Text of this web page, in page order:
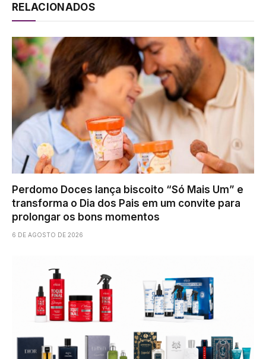
RELACIONADOS
Perdomo Doces lança biscoito “Só Mais Um” e
transforma o Dia dos Pais em um convite para
prolongar os bons momentos
6 DE AGOSTO DE 2026